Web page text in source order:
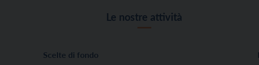
Le nostre attività
Scelte di fondo